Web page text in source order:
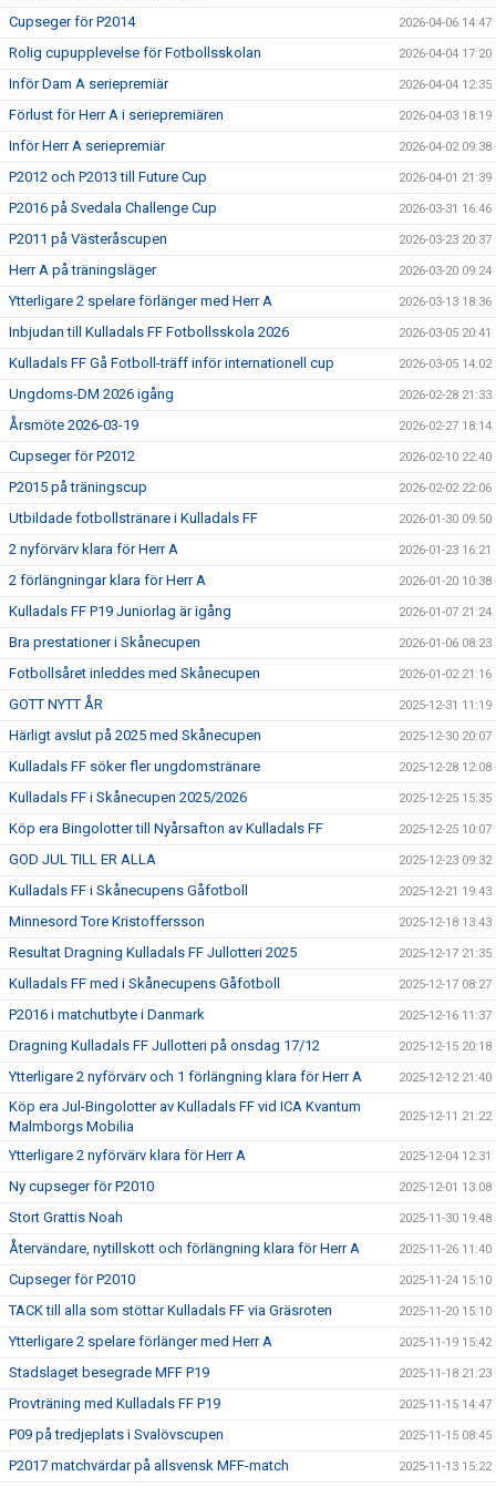
Cupseger för P2014 2026-04-06 14:47
Rolig cupupplevelse för Fotbollsskolan 2026-04-04 17:20
Inför Dam A seriepremiär 2026-04-04 12:35
Förlust för Herr A i seriepremiären 2026-04-03 18:19
Inför Herr A seriepremiär 2026-04-02 09:38
P2012 och P2013 till Future Cup 2026-04-01 21:39
P2016 på Svedala Challenge Cup 2026-03-31 16:46
P2011 på Västeråscupen 2026-03-23 20:37
Herr A på träningsläger 2026-03-20 09:24
Ytterligare 2 spelare förlänger med Herr A 2026-03-13 18:36
Inbjudan till Kulladals FF Fotbollsskola 2026 2026-03-05 20:41
Kulladals FF Gå Fotboll-träff inför internationell cup 2026-03-05 14:02
Ungdoms-DM 2026 igång 2026-02-28 21:33
Årsmöte 2026-03-19 2026-02-27 18:14
Cupseger för P2012 2026-02-10 22:40
P2015 på träningscup 2026-02-02 22:06
Utbildade fotbollstränare i Kulladals FF 2026-01-30 09:50
2 nyförvärv klara för Herr A 2026-01-23 16:21
2 förlängningar klara för Herr A 2026-01-20 10:38
Kulladals FF P19 Juniorlag är igång 2026-01-07 21:24
Bra prestationer i Skånecupen 2026-01-06 08:23
Fotbollsåret inleddes med Skånecupen 2026-01-02 21:16
GOTT NYTT ÅR 2025-12-31 11:19
Härligt avslut på 2025 med Skånecupen 2025-12-30 20:07
Kulladals FF söker fler ungdomstränare 2025-12-28 12:08
Kulladals FF i Skånecupen 2025/2026 2025-12-25 15:35
Köp era Bingolotter till Nyårsafton av Kulladals FF 2025-12-25 10:07
GOD JUL TILL ER ALLA 2025-12-23 09:32
Kulladals FF i Skånecupens Gåfotboll 2025-12-21 19:43
Minnesord Tore Kristoffersson 2025-12-18 13:43
Resultat Dragning Kulladals FF Jullotteri 2025 2025-12-17 21:35
Kulladals FF med i Skånecupens Gåfotboll 2025-12-17 08:27
P2016 i matchutbyte i Danmark 2025-12-16 11:37
Dragning Kulladals FF Jullotteri på onsdag 17/12 2025-12-15 20:18
Ytterligare 2 nyförvärv och 1 förlängning klara för Herr A 2025-12-12 21:40
Köp era Jul-Bingolotter av Kulladals FF vid ICA Kvantum
Malmborgs Mobilia
2025-12-11 21:22
Ytterligare 2 nyförvärv klara för Herr A 2025-12-04 12:31
Ny cupseger för P2010 2025-12-01 13:08
Stort Grattis Noah 2025-11-30 19:48
Återvändare, nytillskott och förlängning klara för Herr A 2025-11-26 11:40
Cupseger för P2010 2025-11-24 15:10
TACK till alla som stöttar Kulladals FF via Gräsroten 2025-11-20 15:10
Ytterligare 2 spelare förlänger med Herr A 2025-11-19 15:42
Stadslaget besegrade MFF P19 2025-11-18 21:23
Provträning med Kulladals FF P19 2025-11-15 14:47
P09 på tredjeplats i Svalövscupen 2025-11-15 08:45
P2017 matchvärdar på allsvensk MFF-match 2025-11-13 15:22